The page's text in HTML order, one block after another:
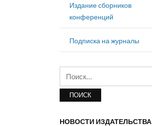
Издание сборников
конференций
Подписка на журналы
НОВОСТИ ИЗДАТЕЛЬСТВА